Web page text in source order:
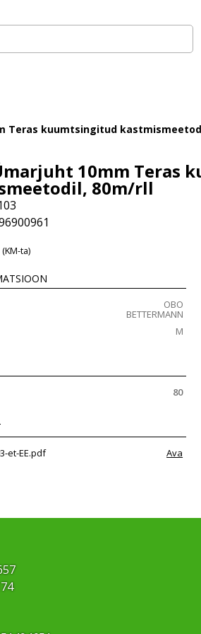
Teras kuumtsingitud
10mm Teras
80m/rll
(KM-ta)
OBO
BETTERMANN
M
80
et-EE.pdf Ava